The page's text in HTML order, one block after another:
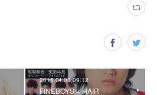
2015.04.03 09:12
FINEBOYS + HAIR